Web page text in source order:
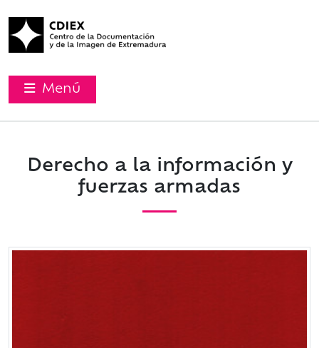
Menú
Derecho a la información y
fuerzas armadas